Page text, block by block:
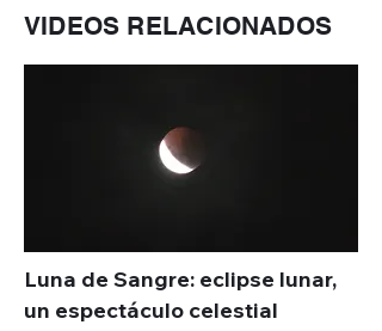
VIDEOS RELACIONADOS
Luna de Sangre: eclipse lunar,
un espectáculo celestial